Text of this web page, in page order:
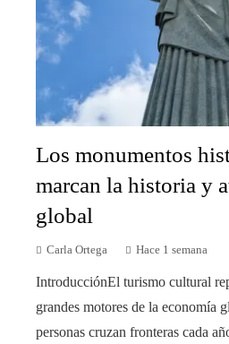
Los monumentos
marcan la historia y
global
Carla Ortega Hace 1 semana
IntroducciónEl turismo cultural
grandes motores de la economía
personas cruzan fronteras cada